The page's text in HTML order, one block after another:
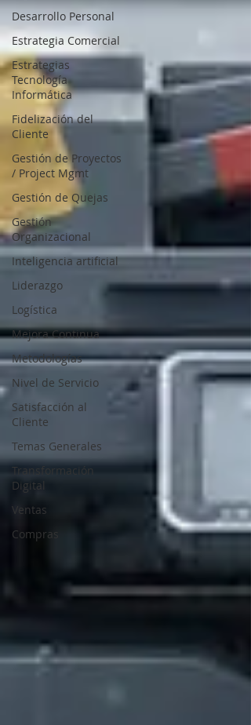
Desarrollo Personal
Estrategia Comercial
Estrategias
Tecnología
Informática
Fidelización del
Cliente
Gestión de Proyectos
/ Project Mgmt
Gestión de Quejas
Gestión
Organizacional
Inteligencia artificial
Liderazgo
Logística
Mejora Continua
Metodologías
Nivel de Servicio
Satisfacción al
Cliente
Temas Generales
Transformación
Digital
Ventas
Compras